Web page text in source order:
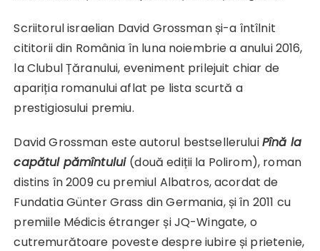
Scriitorul israelian David Grossman și-a întîlnit
cititorii din România în luna noiembrie a anului 2016,
la Clubul Țăranului, eveniment prilejuit chiar de
apariția romanului aflat pe lista scurtă a
prestigiosului premiu.
David Grossman este autorul bestselleruluiPînă la
capătul pămîntului (două ediții la Polirom), roman
distins în 2009 cu premiul Albatros, acordat de
Fundatia Günter Grass din Germania, și în 2011 cu
premiile Médicis étranger și JQ-Wingate, o
cutremurătoare poveste despre iubire și prietenie,